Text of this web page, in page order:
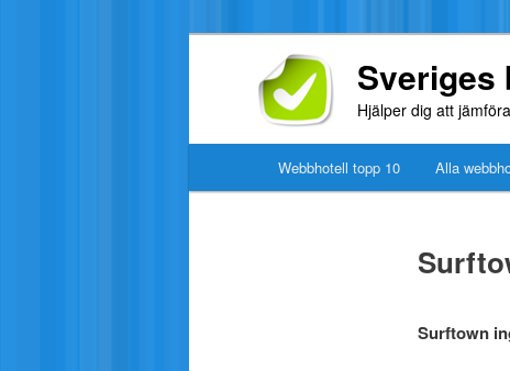
Sveriges
Hjälper dig att
Webbhotell topp 10 Alla
Surftown